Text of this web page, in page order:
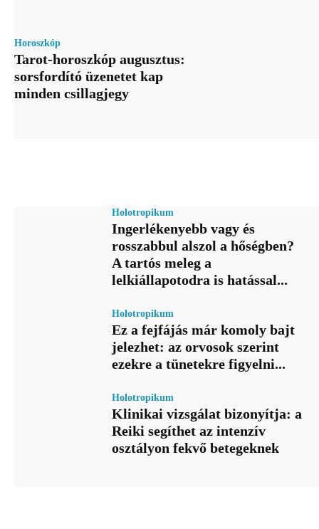
Horoszkóp
Tarot-horoszkóp augusztus:
sorsfordító üzenetet kap
minden csillagjegy
Holotropikum
Ingerlékenyebb vagy és
rosszabbul alszol a hőségben?
A tartós meleg a
lelkiállapotodra is hatással...
Holotropikum
Ez a fejfájás már komoly bajt
jelezhet: az orvosok szerint
ezekre a tünetekre figyelni...
Holotropikum
Klinikai vizsgálat bizonyítja: a
Reiki segíthet az intenzív
osztályon fekvő betegeknek